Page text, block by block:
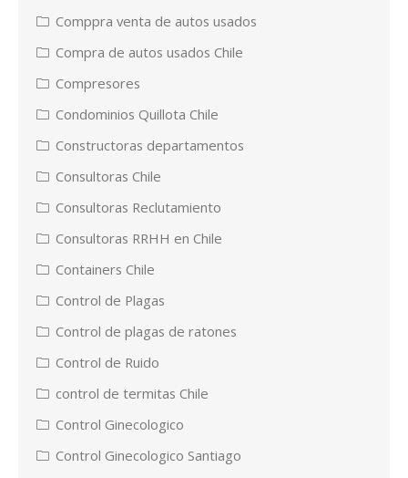
Comppra venta de autos usados
Compra de autos usados Chile
Compresores
Condominios Quillota Chile
Constructoras departamentos
Consultoras Chile
Consultoras Reclutamiento
Consultoras RRHH en Chile
Containers Chile
Control de Plagas
Control de plagas de ratones
Control de Ruido
control de termitas Chile
Control Ginecologico
Control Ginecologico Santiago